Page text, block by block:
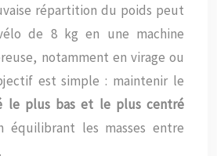
répartition du poids peut
de 8 kg en une machine
notamment en virage ou
est simple : maintenir le
le plus bas et le plus centré
les masses entre